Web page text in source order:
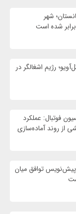
شهر
رژیم اشغالگر در
فوتبال: عملکرد
از روند آماده‌سازی
توافق میان